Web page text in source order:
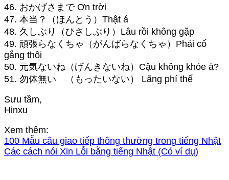
46. おかげさまで Ơn trời
47. 本当？（ほんとう）Thật á
48. 久しぶり（ひさしぶり）Lâu rồi không gặp
49. 頑張らなくちゃ（がんばらなくちゃ）Phải cố
gắng thôi
50. 元気ないね（げんきないね）Cậu không khỏe à?
51. 勿体無い （もったいない） Lãng phí thế
Sưu tầm,
Hinxu
Xem thêm:
100 Mẫu câu giao tiếp thông thường trong tiếng Nhật
Các cách nói Xin Lỗi bằng tiếng Nhật (Có ví dụ)